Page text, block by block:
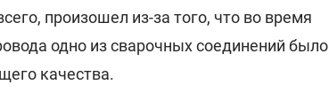
произошел из-за того, что во время
одно из сварочных соединений было
качества.